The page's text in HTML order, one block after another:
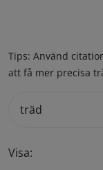
Tips: Använd
att få mer precisa
Visa: